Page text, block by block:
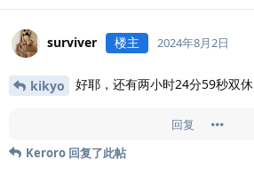
surviver 楼主 2024年8月2日
kikyo 好耶，还有两小时24分59秒双休
回复
Keroro 回复了此帖